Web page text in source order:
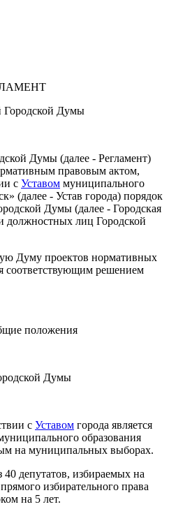
Городской Думы
Думы (далее - Регламент)
правовым актом,
с Уставом муниципального
(далее - Устав города) порядок
Думы (далее - Городская
должностных лиц Городской
Думу проектов нормативных
соответствующим решением
положения
Думы
с Уставом города является
образования
на муниципальных выборах.
40 депутатов, избираемых на
избирательного права
на 5 лет.